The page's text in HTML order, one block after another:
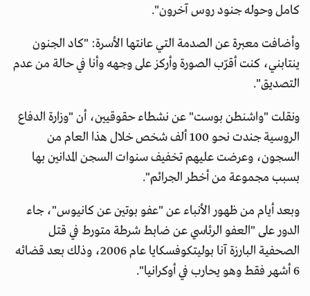
كامل وحوله جنود روس آخرون".
وأضافت معبرة عن الصدمة التي عانتها الأسرة: "كاد الجنون
ينتابني، كنت أقرّب الصورة وأركز على وجهه وأنا في حالة من عدم
التصديق".
ونقلت "واشنطن بوست" عن نشطاء حقوقيين، أن "وزارة الدفاع
الروسية جندت نحو 100 ألف شخص خلال هذا العام من
السجون، وعرضت عليهم تخفيف سنوات السجن المدانين بها
بسبب مجموعة من أخطر الجرائم".
وبعد أيام من ظهور الأنباء عن "عفو بوتين عن كانيوس"، جاء
الدور على "العفو الرئاسي عن ضابط شرطة متورط في قتل
الصحفية البارزة آنا بوليتكوفسكايا عام 2006، وذلك بعد قضائه
6 أشهر فقط وهو يحارب في أوكرانيا".